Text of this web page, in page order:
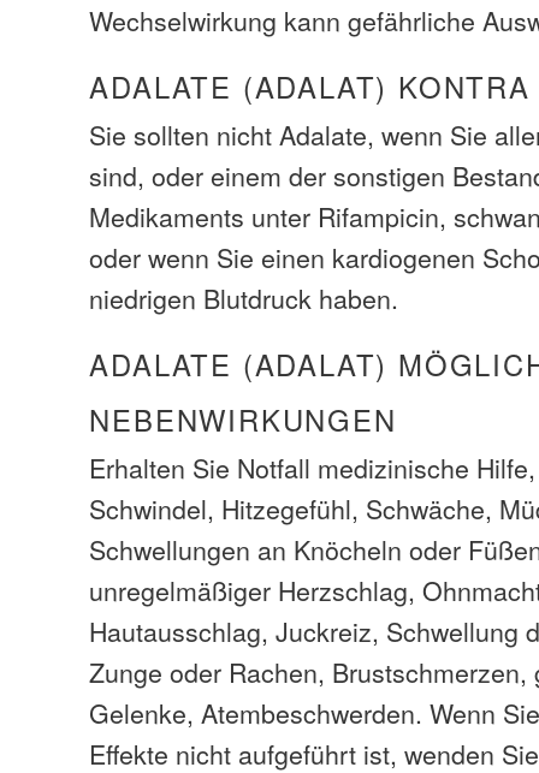
Wechselwirkung kann gefährliche
ADALATE (ADALAT) KONTRA
Sie sollten nicht Adalate, wenn Sie
sind, oder einem der sonstigen
Medikaments unter Rifampicin,
oder wenn Sie einen kardiogenen
niedrigen Blutdruck haben.
ADALATE (ADALAT)
NEBENWIRKUNGEN
Erhalten Sie Notfall medizinische
Schwindel, Hitzegefühl, Schwäche,
Schwellungen an Knöcheln oder
unregelmäßiger Herzschlag,
Hautausschlag, Juckreiz, Schwellung
Zunge oder Rachen, Brustschmerzen,
Gelenke, Atembeschwerden. Wenn
Effekte nicht aufgeführt ist, wenden